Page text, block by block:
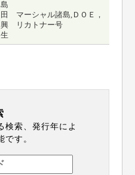
島
田
興
生
マーシャル諸島,ＤＯＥ，
リカトナー号
検索、発行年によ
す。